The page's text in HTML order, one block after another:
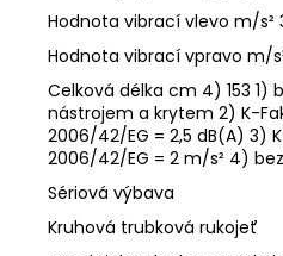
Hodnota vibrací vlevo m/s²
Hodnota vibrací vpravo m/
Celková délka cm 4) 153 1)
nástrojem a krytem 2) K-
2006/42/EG = 2,5 dB(A) 3)
2006/42/EG = 2 m/s² 4)
Sériová výbava
Kruhová trubková rukojeť